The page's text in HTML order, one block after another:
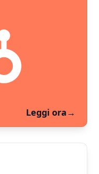
Leggi ora→